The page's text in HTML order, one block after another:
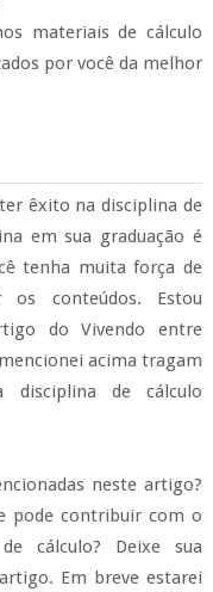
materiais de cálculo
por você da melhor
êxito na disciplina de
em sua graduação é
tenha muita força de
conteúdos. Estou
do Vivendo entre
acima tragam
disciplina de cálculo
neste artigo?
pode contribuir com o
cálculo? Deixe sua
Em breve estarei